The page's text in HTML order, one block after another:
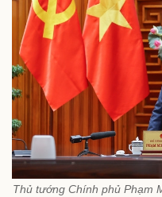
Thủ tướng Chính phủ Phạm